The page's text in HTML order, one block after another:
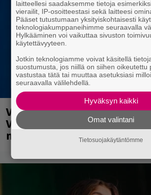
Valtava Yle 100 vuotta -
Veikkaus Arenalla
myös metalliklassikot-
laitteellesi saadaksemme tietoja
vierailit, IP-osoitteestasi sekä laitteesi
Pääset tutustumaan yksityiskohtaisesti
teknologiakumppaneihimme seuraavalla
Hylkääminen voi vaikuttaa sivuston
käytettävyyteen.
Jotkin teknologiamme voivat käsitellä
suostumusta, jos niillä on siihen oikeutettu
vastustaa tätä tai muuttaa asetuksiasi
seuraavalla välilehdellä.
Hyväksyn kaikki
Omat valintani
Tietosuojakäytäntömme